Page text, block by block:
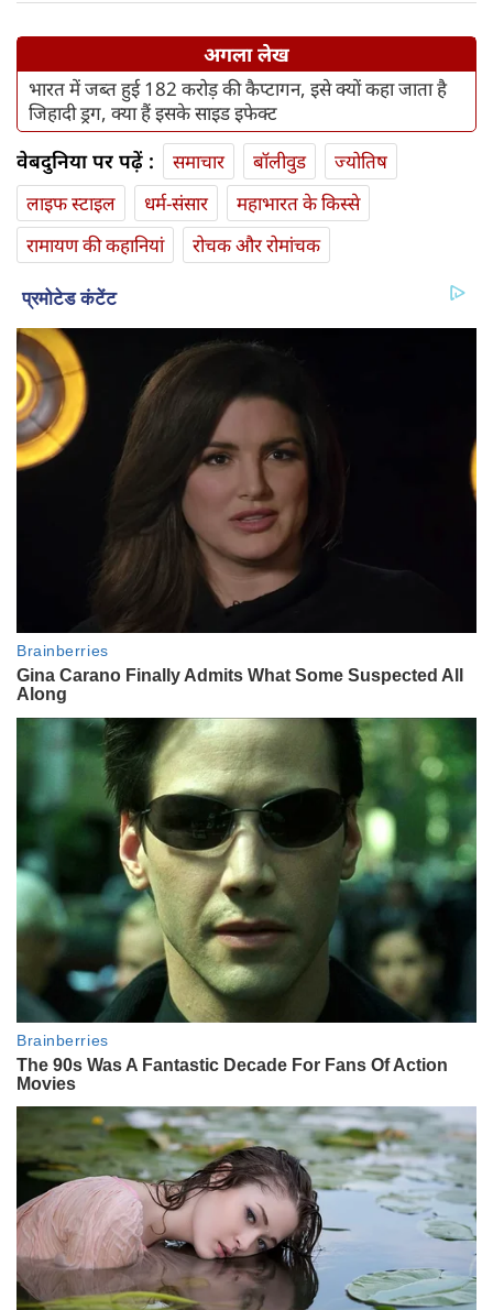
अगला लेख
भारत में जब्त हुई 182 करोड़ की कैप्टागन, इसे क्यों कहा जाता है
जिहादी ड्रग, क्या हैं इसके साइड इफेक्ट
वेबदुनिया पर पढ़ें : समाचार बॉलीवुड
ज्योतिष
लाइफ स्‍टाइल
धर्म-संसार
महाभारत के किस्से
रामायण की कहानियां
रोचक और रोमांचक